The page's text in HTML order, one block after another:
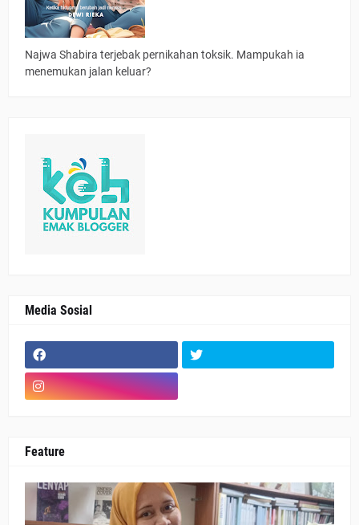
Najwa Shabira terjebak pernikahan toksik. Mampukah ia
menemukan jalan keluar?
Media Sosial
Feature